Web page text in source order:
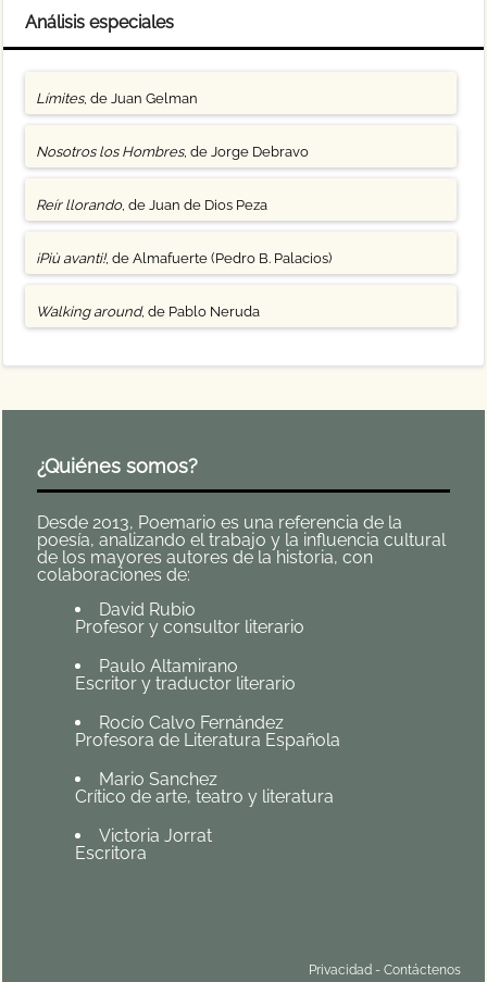
Análisis especiales
Límites, de Juan Gelman
Nosotros los Hombres, de Jorge Debravo
Reír llorando, de Juan de Dios Peza
¡Più avanti!, de Almafuerte (Pedro B. Palacios)
Walking around, de Pablo Neruda
¿Quiénes somos?
Desde 2013, Poemario es una referencia de la
poesía, analizando el trabajo y la influencia cultural
de los mayores autores de la historia, con
colaboraciones de:
David Rubio
Profesor y consultor literario
Paulo Altamirano
Escritor y traductor literario
Rocío Calvo Fernández
Profesora de Literatura Española
Mario Sanchez
Crítico de arte, teatro y literatura
Victoria Jorrat
Escritora
Privacidad- Contáctenos